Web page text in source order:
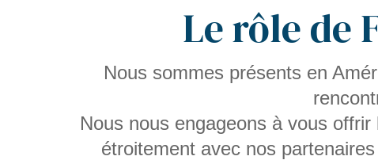
Le rôle de
Nous sommes présents en
Nous nous engageons à vous
étroitement avec nos